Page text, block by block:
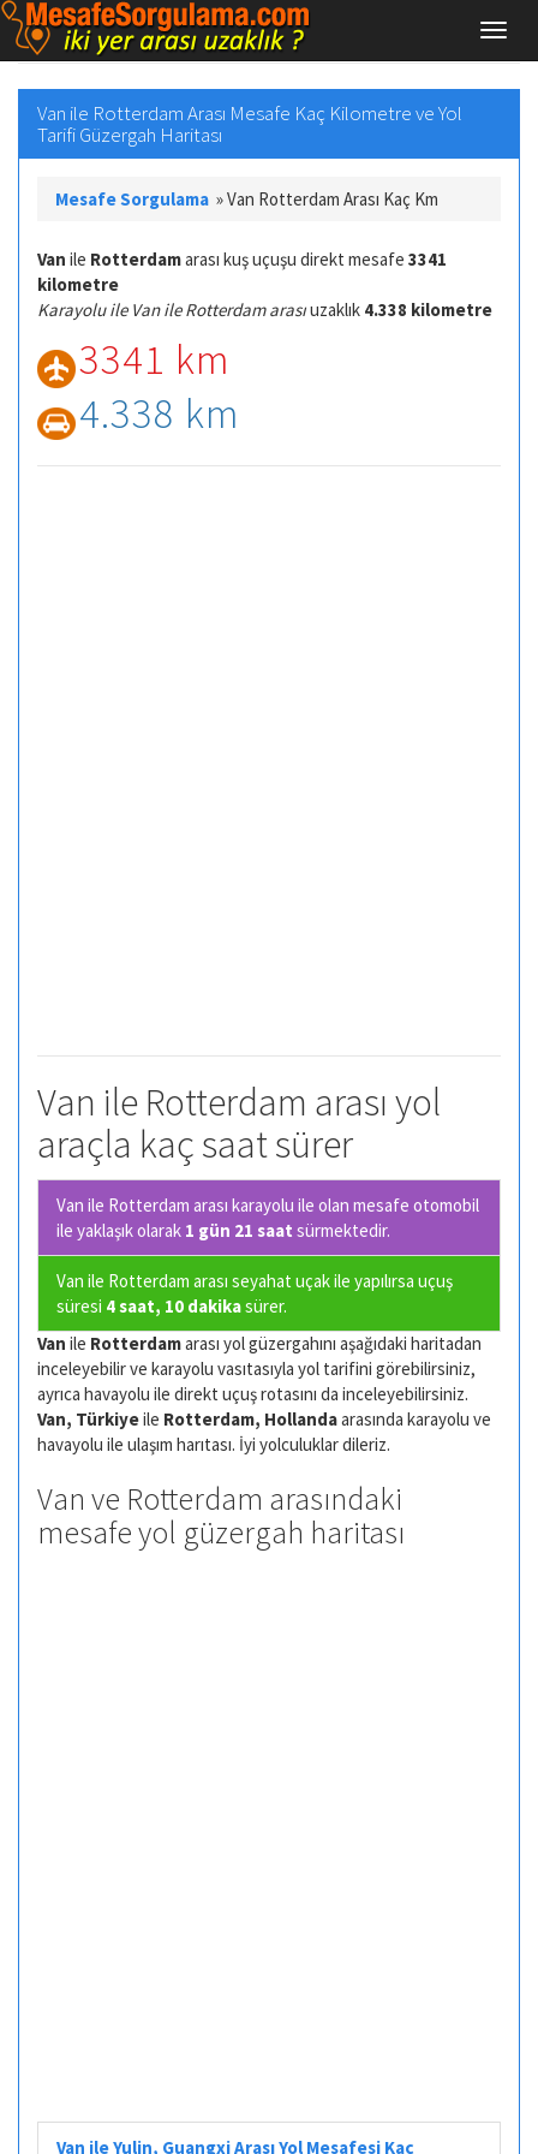
Van ile Rotterdam Arası Mesafe Kaç Kilometre ve Yol
Tarifi Güzergah Haritası
Mesafe Sorgulama »Van Rotterdam Arası Kaç Km
Van ile Rotterdamarası kuş uçuşu direkt mesafe 3341
kilometre
Karayolu ile Van ile Rotterdam arasıuzaklık 4.338 kilometre
3341 km
4.338 km
Van ile Rotterdam arası yol
araçla kaç saat sürer
Van ile Rotterdam arası karayolu ile olan mesafe otomobil
ile yaklaşık olarak 1 gün 21 saat sürmektedir.
Van ile Rotterdam arası seyahat uçak ile yapılırsa uçuş
süresi 4 saat, 10 dakikasürer.
Van ile Rotterdamarası yol güzergahını aşağıdaki haritadan
inceleyebilir ve karayolu vasıtasıyla yol tarifini görebilirsiniz,
ayrıca havayolu ile direkt uçuş rotasını da inceleyebilirsiniz.
Van, Türkiyeile Rotterdam, Hollandaarasında karayolu ve
havayolu ile ulaşım harıtası. İyi yolculuklar dileriz.
Van ve Rotterdam arasındaki
mesafe yol güzergah haritası
Van ile Yulin, Guangxi Arası Yol Mesafesi Kaç